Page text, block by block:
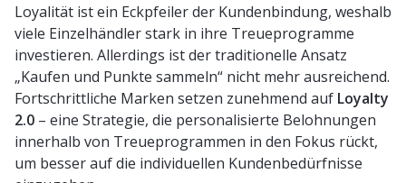
Loyalität ist ein Eckpfeiler der Kundenbindung, weshalb
viele Einzelhändler stark in ihre Treueprogramme
investieren. Allerdings ist der traditionelle Ansatz
„Kaufen und Punkte sammeln“ nicht mehr ausreichend.
Fortschrittliche Marken setzen zunehmend auf Loyalty
2.0 – eine Strategie, die personalisierte Belohnungen
innerhalb von Treueprogrammen in den Fokus rückt,
um besser auf die individuellen Kundenbedürfnisse